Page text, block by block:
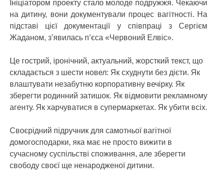
Ініціатором проекту стало молоде подружжя. Чекаючи
на дитину, вони документували процес вагітності. На
підставі цієї документації у співпраці з Сергієм
Жаданом, з’явилась п’єса «Червоний Елвіс».
Це гострий, іронічний, актуальний, жорсткий текст, що
складається з шести новел: Як схуднути без дієти. Як
влаштувати незабутню корпоративну вечірку. Як
зберегти родинний затишок. Як відмовити рекламному
агенту. Як харчуватися в супермаркетах. Як убити всіх.
Своєрідний підручник для самотньої вагітної
домогосподарки, яка має не просто вижити в
сучасному суспільстві споживання, але зберегти
свободу своєї ще ненародженої дитини.